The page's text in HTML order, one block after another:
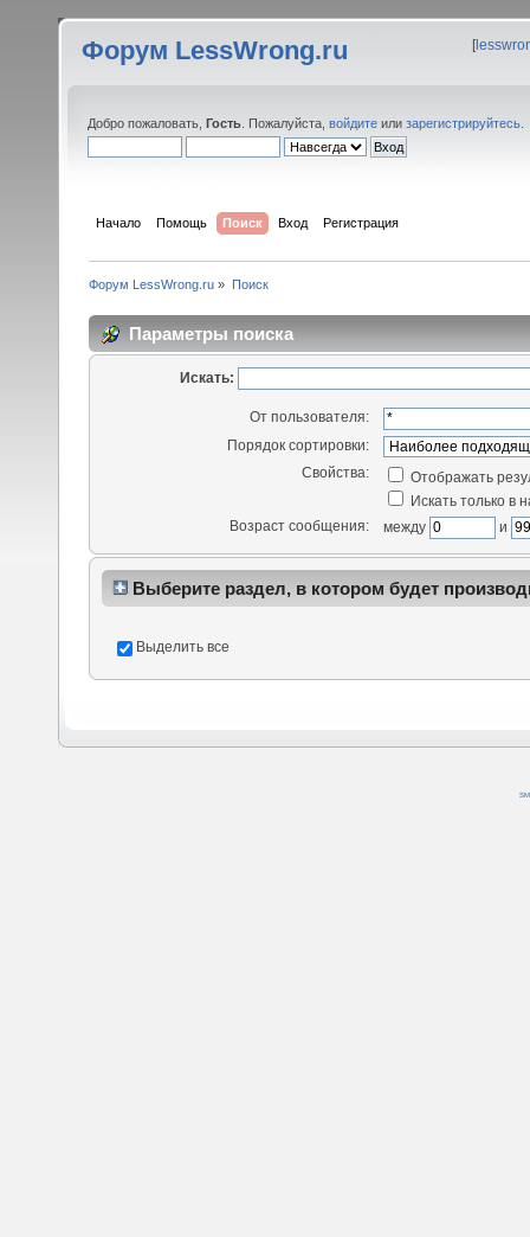
Форум LessWrong.ru [
Добро пожаловать, Гость . Пожалуйста, войдите или зарегистрируйтесь
Начало Помощь Поиск Вход Регистрация
Форум LessWrong.ru » Поиск
Параметры поиска
Искать:
От пользователя:
Порядок сортировки:
Свойства:
Отображать
Искать только в
Возраст сообщения:
между и
Выберите раздел, в котором будет
Выделить все